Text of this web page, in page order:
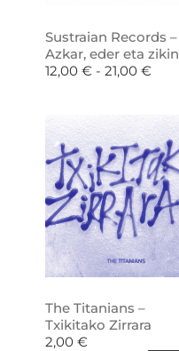
Sustraian Records –
Azkar, eder eta zikin
12,00 € - 21,00 €
The Titanians –
Txikitako Zirrara
2,00 €